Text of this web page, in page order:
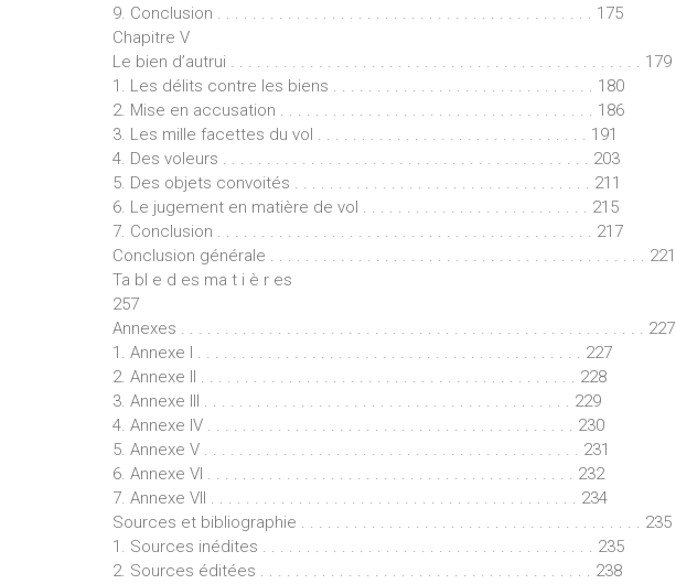
9. Conclusion . . . . . . . . . . . . . . . . . . . . . . . . . . . . . . . . . . . . . . . . . . . 175
Chapitre V
Le bien d’autrui . . . . . . . . . . . . . . . . . . . . . . . . . . . . . . . . . . . . . . . . . . . . . . . 179
1. Les délits contre les biens . . . . . . . . . . . . . . . . . . . . . . . . . . . . . . 180
2. Mise en accusation . . . . . . . . . . . . . . . . . . . . . . . . . . . . . . . . . . . . 186
3. Les mille facettes du vol . . . . . . . . . . . . . . . . . . . . . . . . . . . . . . . 191
4. Des voleurs . . . . . . . . . . . . . . . . . . . . . . . . . . . . . . . . . . . . . . . . . . 203
5. Des objets convoités . . . . . . . . . . . . . . . . . . . . . . . . . . . . . . . . . . 211
6. Le jugement en matière de vol . . . . . . . . . . . . . . . . . . . . . . . . . . 215
7. Conclusion . . . . . . . . . . . . . . . . . . . . . . . . . . . . . . . . . . . . . . . . . . . 217
Conclusion générale . . . . . . . . . . . . . . . . . . . . . . . . . . . . . . . . . . . . . . . . . . . 221
Ta bl e d es ma t i è r es
257
Annexes . . . . . . . . . . . . . . . . . . . . . . . . . . . . . . . . . . . . . . . . . . . . . . . . . . . . . 227
1. Annexe I . . . . . . . . . . . . . . . . . . . . . . . . . . . . . . . . . . . . . . . . . . . . 227
2. Annexe II . . . . . . . . . . . . . . . . . . . . . . . . . . . . . . . . . . . . . . . . . . . 228
3. Annexe III . . . . . . . . . . . . . . . . . . . . . . . . . . . . . . . . . . . . . . . . . . 229
4. Annexe IV . . . . . . . . . . . . . . . . . . . . . . . . . . . . . . . . . . . . . . . . . . 230
5. Annexe V . . . . . . . . . . . . . . . . . . . . . . . . . . . . . . . . . . . . . . . . . . . 231
6. Annexe VI . . . . . . . . . . . . . . . . . . . . . . . . . . . . . . . . . . . . . . . . . . 232
7. Annexe VII . . . . . . . . . . . . . . . . . . . . . . . . . . . . . . . . . . . . . . . . . . 234
Sources et bibliographie . . . . . . . . . . . . . . . . . . . . . . . . . . . . . . . . . . . . . . . 235
1. Sources inédites . . . . . . . . . . . . . . . . . . . . . . . . . . . . . . . . . . . . . . 235
2. Sources éditées . . . . . . . . . . . . . . . . . . . . . . . . . . . . . . . . . . . . . . 238